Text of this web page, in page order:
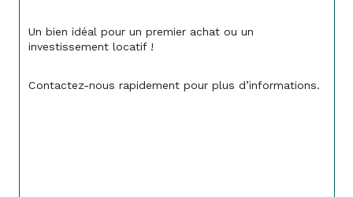
Un bien idéal pour un premier achat ou un
investissement locatif !
Contactez-nous rapidement pour plus d’informations.